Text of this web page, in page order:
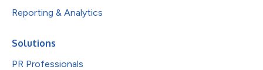
Reporting & Analytics
Solutions
PR Professionals